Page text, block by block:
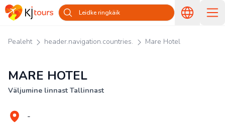
Leidke ringkäik
Pealeht header.navigation.countries. Mare Hotel
MARE HOTEL
Väljumine linnast Tallinnast
-